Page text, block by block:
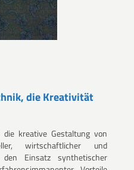
die Kreativität
die kreative Gestaltung von
wirtschaftlicher und
Einsatz synthetischer